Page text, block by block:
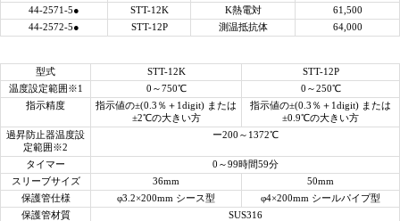
44-2571-5●
STT-12K K熱電対
61,500
44-2572-5●
STT-12P 測温抵抗体 64,000
型式 STT-12K
STT-12P
温度設定範囲※1
0～750℃
0～250℃
指示精度
指示値の±(0.3％＋1digit) または
±2℃の大きい方
指示値の±(0.3％＋1digit) または
±0.9℃の大きい方
過昇防止器温度設
定範囲※2
ー200～1372℃
タイマー
0～99時間59分
スリーブサイズ
36mm
50mm
保護管仕様
φ3.2×200mm シース型
φ4×200mm シールパイプ型
保護管材質
SUS316